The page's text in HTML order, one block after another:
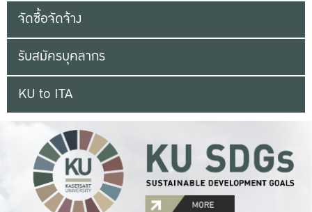
จัดซื้อจัดจ้าง
รับสมัครบุคลากร
KU to ITA